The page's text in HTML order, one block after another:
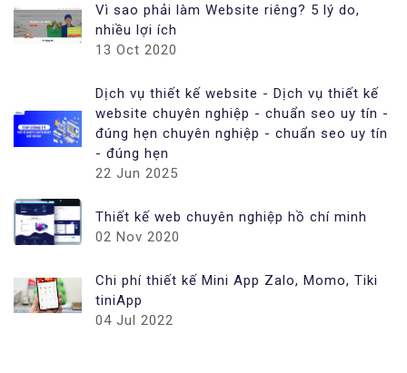
Vì sao phải làm Website riêng? 5 lý do,
nhiều lợi ích
13 Oct 2020
Dịch vụ thiết kế website - Dịch vụ thiết kế
website chuyên nghiệp - chuẩn seo uy tín -
đúng hẹn chuyên nghiệp - chuẩn seo uy tín
- đúng hẹn
22 Jun 2025
Thiết kế web chuyên nghiệp hồ chí minh
02 Nov 2020
Chi phí thiết kế Mini App Zalo, Momo, Tiki
tiniApp
04 Jul 2022